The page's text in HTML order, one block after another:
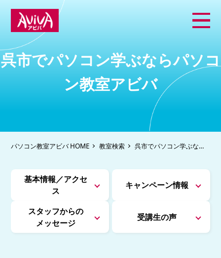
呉市でパソコン学ぶならパソコ
ン教室アビバ
パソコン教室アビバ HOME 教室検索 呉市でパソコン学ぶなら
パソコン教室アビバ
基本情報／アクセ
ス
キャンペーン情報
スタッフからの
メッセージ
受講生の声